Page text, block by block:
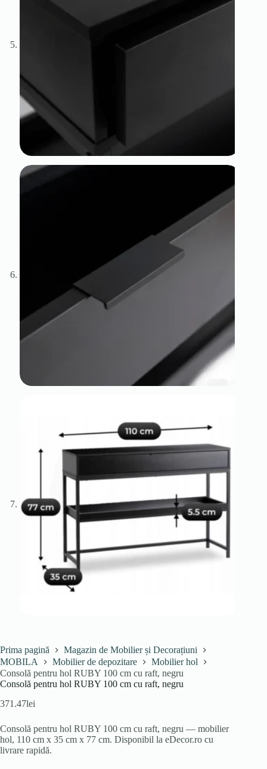
Prima pagină
Magazin de Mobilier și Decorațiuni
MOBILA
Mobilier de depozitare
Mobilier hol
Consolă pentru hol RUBY 100 cm cu raft, negru
Consolă pentru hol RUBY 100 cm cu raft, negru
371.47lei
Consolă pentru hol RUBY 100 cm cu raft, negru — mobilier
hol, 110 cm x 35 cm x 77 cm. Disponibil la eDecor.ro cu
livrare rapidă.